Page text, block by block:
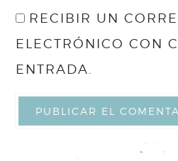
RECIBIR UN
ELECTRÓNICO CON
ENTRADA.